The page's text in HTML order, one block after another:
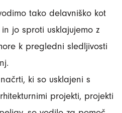
tako delavniško kot
jo sproti usklajujemo z
k pregledni sledljivosti
ki so usklajeni s
projekti, projekti